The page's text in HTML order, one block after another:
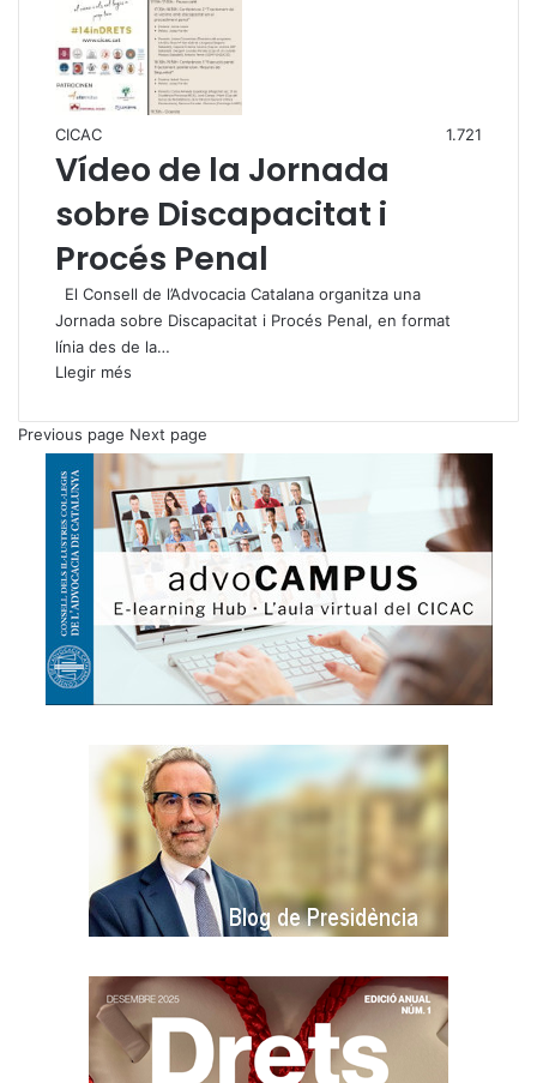
CICAC 1.721
Vídeo de la Jornada
sobre Discapacitat i
Procés Penal
El Consell de l’Advocacia Catalana organitza una
Jornada sobre Discapacitat i Procés Penal, en format
línia des de la…
Llegir més
Previous page Next page